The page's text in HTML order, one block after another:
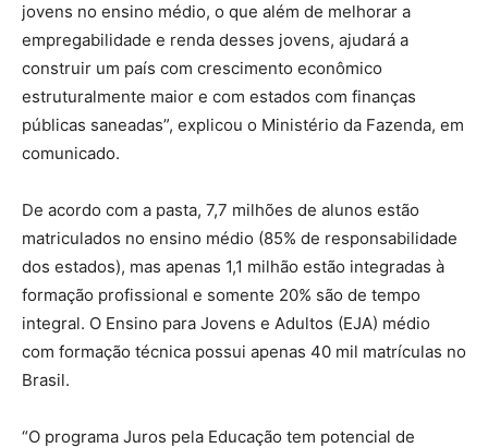
jovens no ensino médio, o que além de melhorar a
empregabilidade e renda desses jovens, ajudará a
construir um país com crescimento econômico
estruturalmente maior e com estados com finanças
públicas saneadas”, explicou o Ministério da Fazenda, em
comunicado.
De acordo com a pasta, 7,7 milhões de alunos estão
matriculados no ensino médio (85% de responsabilidade
dos estados), mas apenas 1,1 milhão estão integradas à
formação profissional e somente 20% são de tempo
integral. O Ensino para Jovens e Adultos (EJA) médio
com formação técnica possui apenas 40 mil matrículas no
Brasil.
“O programa Juros pela Educação tem potencial de